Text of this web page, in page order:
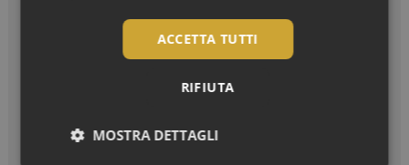
Bentornato, settembre! La nuova stagione in
Settembre è arrivato, e con lui il ritorno...
danneggiati
ACCETTA TUTTI
RIFIUTA
MOSTRA DETTAGLI